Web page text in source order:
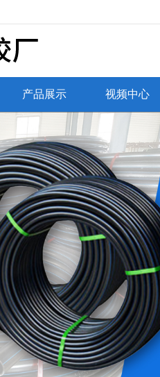
产品展示 视频中心